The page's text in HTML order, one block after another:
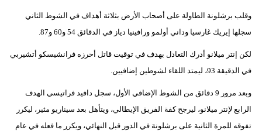
سيارات
وقلب برشلونة الطاولة على أصحاب الأرض بثلاثة أهداف في الشوط الثاني
سجلها إيريك غارسيا وداني أولمو ورافينيا دياز في الدقائق 54 و60 و87.
لكن إنتر ميلانو أدرك التعادل بهدف في توقيت قاتل أحرزه فرانشيسكو أتشيربي
في الدقيقة 93، ليمتد اللقاء لشوطين إضافيين.
وبعد مرور 9 دقائق من الشوط الإضافي الأول، سجل دافيد فراتيسي الهدف
الرابع لإنتر ميلانو، ليرجح كفة الفريق الإيطالي، ويتأهل بعد سيناريو مثير، ليكرر
تفوقه للمرة الثانية على برشلونة في الدور قبل النهائي، ويكرر ما فعله في عام